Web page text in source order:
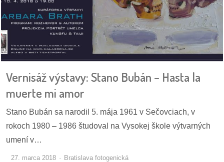
pripomienkové
konania
dobrá
prax
práca
petície
Vernisáž výstavy: Stano Bubán – Hasta la
muerte mi amor
Stano Bubán sa narodil 5. mája 1961 v Sečovciach, v
rokoch 1980 – 1986 študoval na Vysokej škole výtvarných
umení v…
27. marca 2018 Bratislava fotogenická